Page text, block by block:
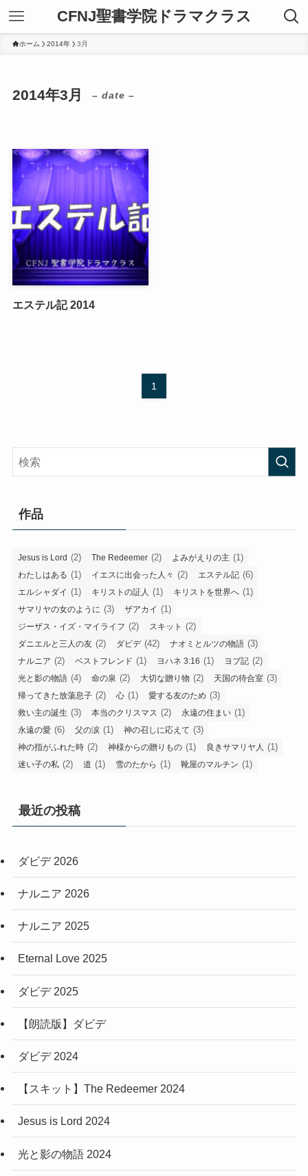
CFNJ聖書学院ドラマクラス
ホーム 2014年 3月
2014年3月 – date –
エステル記 2014
1
作品
Jesus is Lord (2) The Redeemer (2) よみがえりの主 (1)
わたしはある (1) イエスに出会った人々 (2) エステル記 (6)
エルシャダイ (1) キリストの証人 (1) キリストを世界へ (1)
サマリヤの女のように (3) ザアカイ (1)
ジーザス・イズ・マイライフ (2) スキット (2)
ダニエルと三人の友 (2) ダビデ(42) ナオミとルツの物語 (3)
ナルニア (2) ベストフレンド (1) ヨハネ 3:16 (1) ヨブ記 (2)
光と影の物語 (4) 命の泉 (2) 大切な贈り物 (2) 天国の待合室 (3)
帰ってきた放蕩息子 (2) 心 (1) 愛する友のため (3)
救い主の誕生 (3) 本当のクリスマス (2) 永遠の住まい (1)
永遠の愛 (6) 父の涙 (1) 神の召しに応えて (3)
神の指がふれた時 (2) 神様からの贈りもの (1) 良きサマリヤ人 (1)
迷い子の私 (2) 道 (1) 雪のたから (1) 靴屋のマルチン (1)
最近の投稿
ダビデ 2026
ナルニア 2026
ナルニア 2025
Eternal Love 2025
ダビデ 2025
【朗読版】ダビデ
ダビデ 2024
【スキット】The Redeemer 2024
Jesus is Lord 2024
光と影の物語 2024